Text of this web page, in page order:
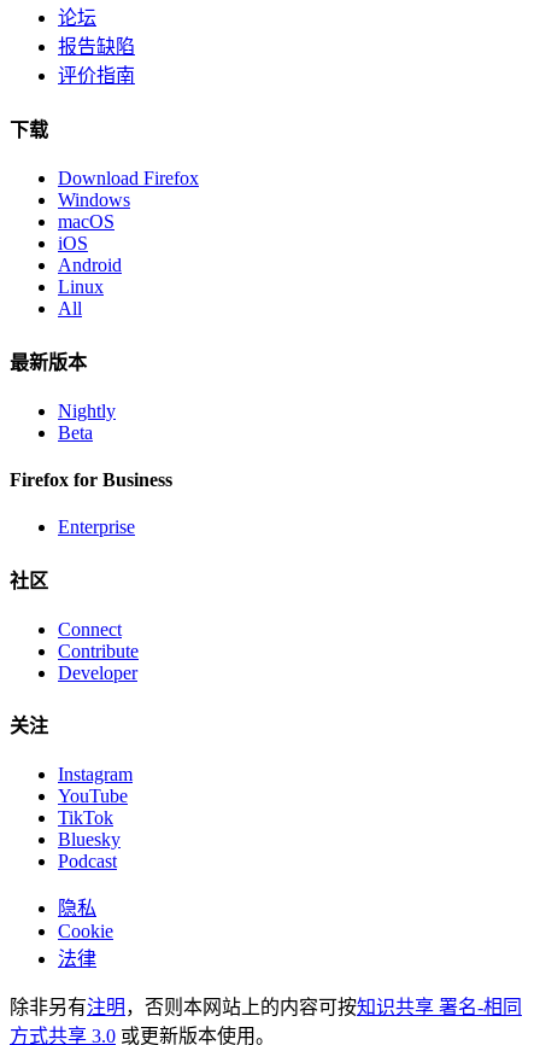
论坛
报告缺陷
评价指南
下载
Download Firefox
Windows
macOS
iOS
Android
Linux
All
最新版本
Nightly
Beta
Firefox for Business
Enterprise
社区
Connect
Contribute
Developer
关注
Instagram
YouTube
TikTok
Bluesky
Podcast
隐私
Cookie
法律
除非另有注明 ，否则本网站上的内容可按知识共享 署名-相同
方式共享 3.0 或更新版本使用。